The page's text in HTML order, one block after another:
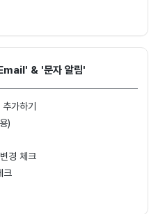
& '문자 알림'
가하기
)
경 체크
크